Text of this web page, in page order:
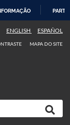
ENGLISH ESPAÑOL
MAPA DO SITE